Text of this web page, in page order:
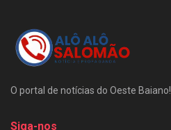
O portal de notícias do Oeste Baiano!
Siga-nos